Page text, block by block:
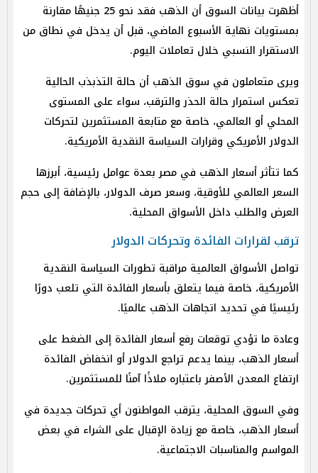
أظهرت بيانات السوق أن الذهب فقد نحو 25 جنيهًا مقارنة
بمستويات نهاية الأسبوع الماضي، قبل أن يدخل في نطاق من
الاستقرار النسبي خلال تعاملات اليوم.
ويرى متعاملون في سوق الذهب أن حالة التذبذب الحالية
تعكس استمرار حالة الحذر والترقب، سواء على المستوى
المحلي أو العالمي، خاصة مع متابعة المستثمرين لتحركات
الدولار الأمريكي وقرارات السياسة النقدية الأمريكية.
كما تتأثر أسعار الذهب في مصر بعدة عوامل رئيسية، أبرزها
السعر العالمي للأوقية، وسعر صرف الدولار، بالإضافة إلى حجم
العرض والطلب داخل الأسواق المحلية.
ترقب لقرارات الفائدة وتحركات الدولار
تواصل الأسواق العالمية مراقبة تطورات السياسة النقدية
الأمريكية، خاصة فيما يتعلق بأسعار الفائدة التي تلعب دورًا
رئيسيًا في تحديد اتجاهات الذهب عالميًا.
وعادة ما تؤدي توقعات رفع أسعار الفائدة إلى الضغط على
أسعار الذهب، بينما يدعم تراجع الدولار أو انخفاض الفائدة
ارتفاع المعدن الأصفر باعتباره ملاذًا آمنًا للمستثمرين.
وفي السوق المحلية، يترقب المواطنون أي تحركات جديدة في
أسعار الذهب، خاصة مع زيادة الإقبال على الشراء في بعض
المواسم والمناسبات الاجتماعية.